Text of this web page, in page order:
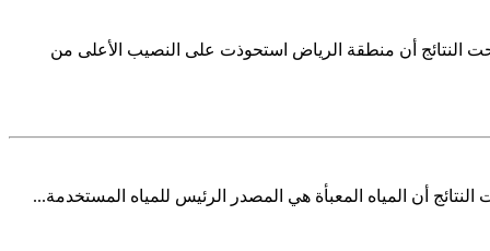
المنزلي في المملكة العربية السعودية لعام 2023م، ووفقاً لنتائج النشرة أوضحت النتائج أن منطقة الرياض استحوذت على النصيب الأعلى من